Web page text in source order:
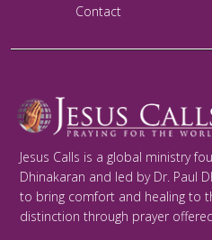
Contact
Jesus Calls is a global ministry
Dhinakaran and led by Dr. Paul
to bring comfort and healing to
distinction through prayer